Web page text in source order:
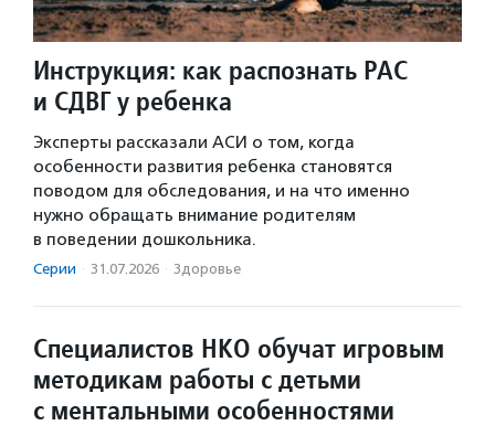
Инструкция: как распознать РАС
и СДВГ у ребенка
Эксперты рассказали АСИ о том, когда
особенности развития ребенка становятся
поводом для обследования, и на что именно
нужно обращать внимание родителям
в поведении дошкольника.
Серии · 31.07.2026 · Здоровье
Специалистов НКО обучат игровым
методикам работы с детьми
с ментальными особенностями